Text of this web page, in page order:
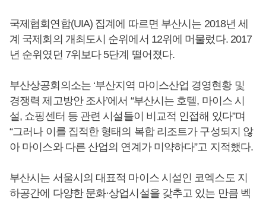
국제협회연합(UIA) 집계에 따르면 부산시는 2018년 세
계 국제회의 개최도시 순위에서 12위에 머물렀다. 2017
년 순위였던 7위보다 5단계 떨어졌다.
부산상공회의소는 ‘부산지역 마이스산업 경영현황 및
경쟁력 제고방안 조사’에서 “부산시는 호텔, 마이스 시
설, 쇼핑센터 등 관련 시설들이 비교적 인접해 있다”며
“그러나 이를 집적한 형태의 복합 리조트가 구성되지 않
아 마이스와 다른 산업의 연계가 미약하다”고 지적했다.
부산시는 서울시의 대표적 마이스 시설인 코엑스도 지
하공간에 다양한 문화·상업시설을 갖추고 있는 만큼 벡